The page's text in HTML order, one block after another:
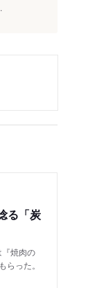
る「炭
焼肉の
った。